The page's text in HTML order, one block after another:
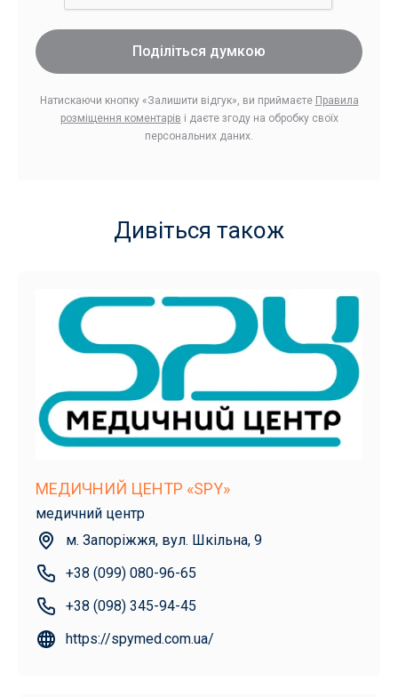
Поділіться думкою
Натискаючи кнопку «Залишити відгук», ви приймаєте Правила
розміщення коментарів і даєте згоду на обробку своїх
персональних даних.
Дивіться також
МЕДИЧНИЙ ЦЕНТР «SPY»
медичний центр
м. Запоріжжя, вул. Шкільна, 9
+38 (099) 080-96-65
+38 (098) 345-94-45
https://spymed.com.ua/